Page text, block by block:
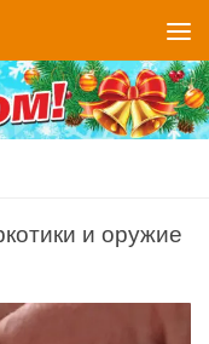
и оружие